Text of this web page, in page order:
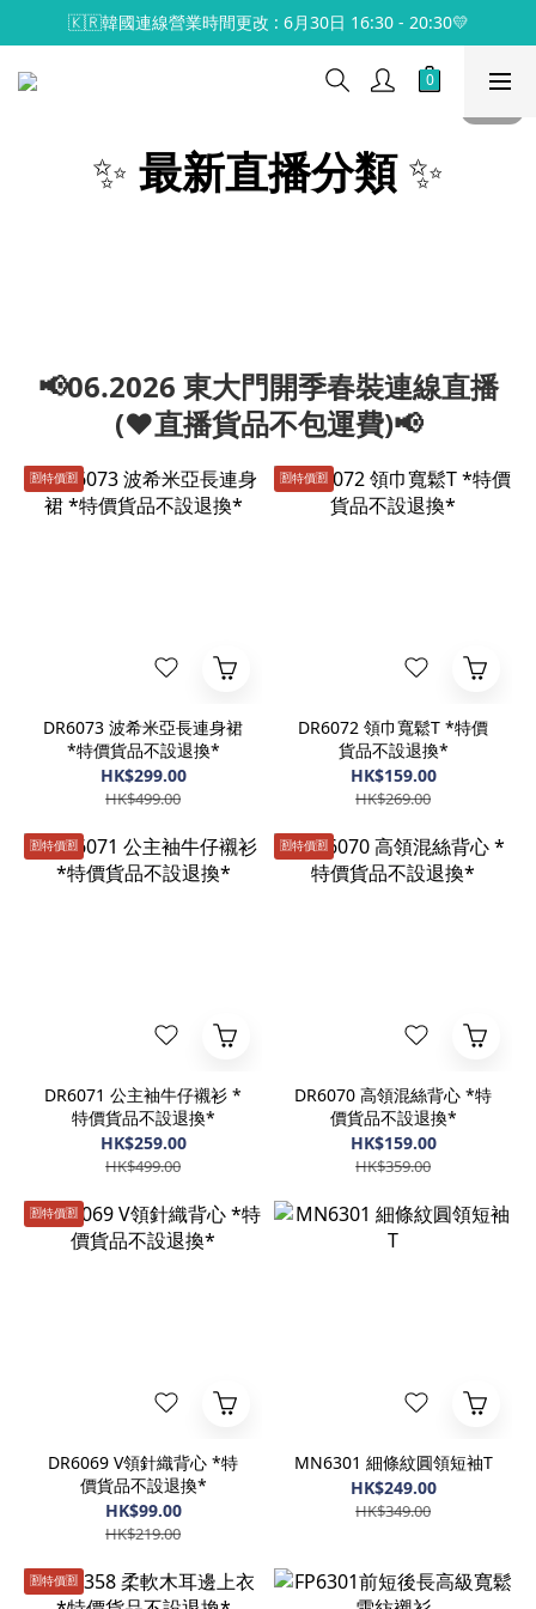
🇰🇷韓國連線營業時間更改 : 6月30日 16:30 - 20:30💛
✨ 最新直播分類✨
📢06.2026 東大門開季春裝連線直播
(♥️直播貨品不包運費)📢
🈹️特價🈹️
DR6073 波希米亞長連身裙
*特價貨品不設退換*
HK$299.00
HK$499.00
🈹️特價🈹️
DR6072 領巾寬鬆T *特價
貨品不設退換*
HK$159.00
HK$269.00
🈹️特價🈹️
DR6071 公主袖牛仔襯衫 *
特價貨品不設退換*
HK$259.00
HK$499.00
🈹️特價🈹️
DR6070 高領混絲背心 *特
價貨品不設退換*
HK$159.00
HK$359.00
🈹️特價🈹️
DR6069 V領針織背心 *特
價貨品不設退換*
HK$99.00
HK$219.00
MN6301 細條紋圓領短袖T
HK$249.00
HK$349.00
🈹️特價🈹️